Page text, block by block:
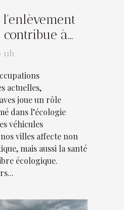
l'enlèvement
contribue à
urbaine ?
actuelles,
joue un rôle
dans l’écologie
véhicules
villes affecte non
mais aussi la santé
écologique.